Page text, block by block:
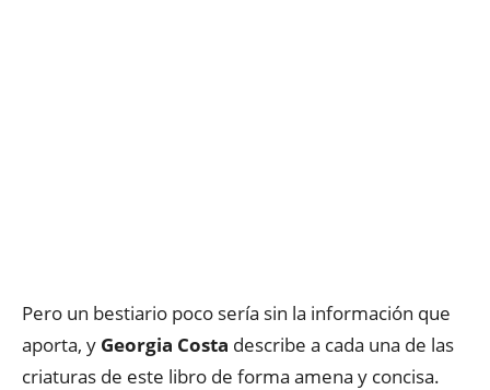
Pero un bestiario poco sería sin la información que
aporta, y Georgia Costa describe a cada una de las
criaturas de este libro de forma amena y concisa.